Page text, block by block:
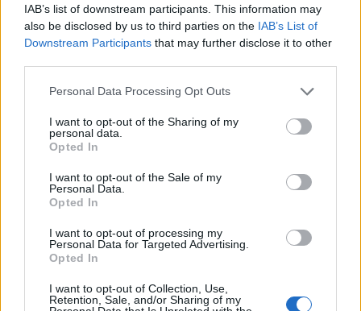
IAB’s list of downstream participants. This information may
also be disclosed by us to third parties on the IAB’s List of
Downstream Participants that may further disclose it to other
Personal Data Processing Opt Outs
I want to opt-out of the Sharing of my
personal data.
Opted In
I want to opt-out of the Sale of my
Personal Data.
Opted In
I want to opt-out of processing my
Personal Data for Targeted Advertising.
Opted In
I want to opt-out of Collection, Use,
Retention, Sale, and/or Sharing of my
Test
Translation